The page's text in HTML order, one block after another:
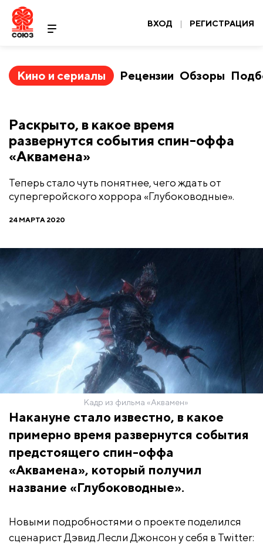
ВХОД | РЕГИСТРАЦИЯ
Кино и сериалы Рецензии Обзоры
Раскрыто, в какое время
развернутся события спин-оффа
«Аквамена»
Теперь стало чуть понятнее, чего ждать от
супергеройского хоррора «Глубоководные».
24 МАРТА 2020
Кадр из фильма «Аквамен»
Накануне стало известно, в какое
примерно время развернутся события
предстоящего спин-оффа
«Аквамена», который получил
название «Глубоководные».
Новыми подробностями о проекте поделился
сценарист Дэвид Лесли Джонсон у себя в Twitter: